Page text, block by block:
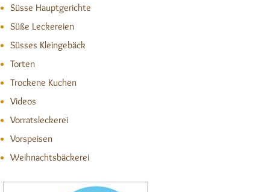
Süsse Hauptgerichte
Süße Leckereien
Süsses Kleingebäck
Torten
Trockene Kuchen
Videos
Vorratsleckerei
Vorspeisen
Weihnachtsbäckerei